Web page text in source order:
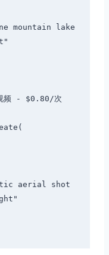
频 - $0.80/次